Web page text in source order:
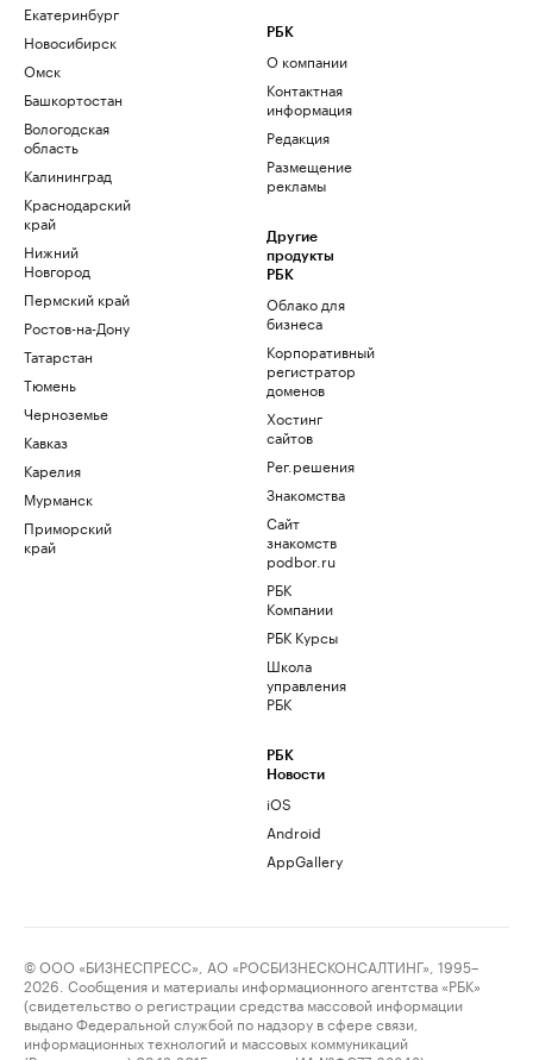
Екатеринбург
Новосибирск
Омск
Башкортостан
Вологодская
область
Калининград
Краснодарский
край
Нижний
Новгород
Пермский край
Ростов-на-Дону
Татарстан
Тюмень
Черноземье
Кавказ
Карелия
Мурманск
Приморский
край
РБК
О компании
Контактная
информация
Редакция
Размещение
рекламы
Другие
продукты
РБК
Облако для
бизнеса
Корпоративный
регистратор
доменов
Хостинг
сайтов
Рег.решения
Знакомства
Сайт
знакомств
podbor.ru
РБК
Компании
РБК Курсы
Школа
управления
РБК
РБК
Новости
iOS
Android
AppGallery
© ООО «БИЗНЕСПРЕСС», АО «РОСБИЗНЕСКОНСАЛТИНГ», 1995–
2026. Сообщения и материалы информационного агентства «РБК»
(свидетельство о регистрации средства массовой информации
выдано Федеральной службой по надзору в сфере связи,
информационных технологий и массовых коммуникаций